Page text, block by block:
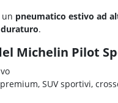
un pneumatico estivo ad
.
Michelin Pilot
premium, SUV sportivi,